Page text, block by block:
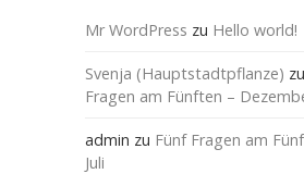
Mr WordPress zu Hello world!
Svenja (Hauptstadtpflanze) zu
Fragen am Fünften –
admin zu Fünf Fragen am
Juli